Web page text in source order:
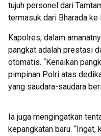
tujuh personel dari
termasuk dari Bharada ke
Kapolres, dalam
pangkat adalah prestasi
otomatis. “Kenaikan
pimpinan Polri atas
yang saudara-saudara
Ia juga mengingatkan
kepangkatan baru.